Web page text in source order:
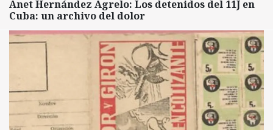
Anet Hernández Agrelo: Los detenidos del 11J en
Cuba: un archivo del dolor